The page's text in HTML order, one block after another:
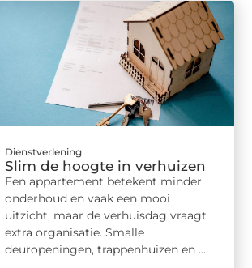
Dienstverlening
Slim de hoogte in verhuizen
Een appartement betekent minder
onderhoud en vaak een mooi
uitzicht, maar de verhuisdag vraagt
extra organisatie. Smalle
deuropeningen, trappenhuizen en ...